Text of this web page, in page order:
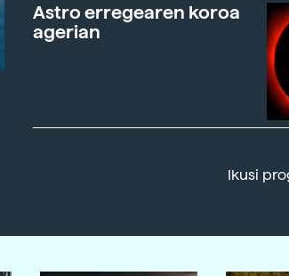
Astro erregearen koroa
agerian
Ikusi